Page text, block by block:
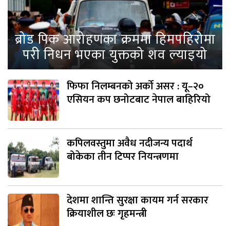
ब्रोड पिक आरोहणका क्रममा हिमपहिरोमा
परी निधन भएका युक्तको शव ल्याइयो
फिफा निलम्बनको अर्को असर : यू–२०
एसियन कप छनोटबाट नेपाल बाहिरियो
कपिलवस्तुमा अवैध नदीजन्य पदार्थ
बोकेका तीन टिप्पर नियन्त्रणमा
देशमा शान्ति सुरक्षा कायम गर्न सरकार
क्रियाशील छः गृहमन्त्री